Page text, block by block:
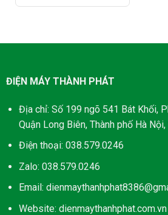
là:
Giá
ĐIỆN MÁY THÀNH PHÁT
Địa chỉ: Số 199 ngõ 541 Bát Khối,
Quận Long Biên, Thành phố Hà
Điện thoại: 038.579.0246
Zalo: 038.579.0246
Email:
Website: dienmaythanhphat.com.vn